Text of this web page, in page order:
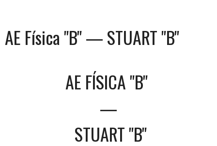
AE Física "B" — STUART "B"
AE FÍSICA "B"
—
STUART "B"